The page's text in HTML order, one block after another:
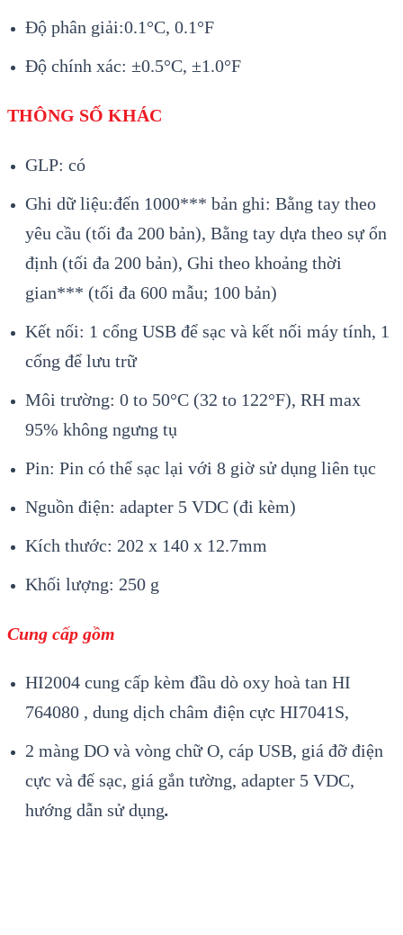
Độ phân giải:0.1°C, 0.1°F
Độ chính xác: ±0.5°C, ±1.0°F
THÔNG SỐ KHÁC
GLP: có
Ghi dữ liệu:đến 1000*** bản ghi: Bằng tay theo
yêu cầu (tối đa 200 bản), Bằng tay dựa theo sự ổn
định (tối đa 200 bản), Ghi theo khoảng thời
gian*** (tối đa 600 mẫu; 100 bản)
Kết nối: 1 cổng USB để sạc và kết nối máy tính, 1
cổng để lưu trữ
Môi trường: 0 to 50°C (32 to 122°F), RH max
95% không ngưng tụ
Pin: Pin có thể sạc lại với 8 giờ sử dụng liên tục
Nguồn điện: adapter 5 VDC (đi kèm)
Kích thước: 202 x 140 x 12.7mm
Khối lượng: 250 g
Cung cấp gồm
HI2004 cung cấp kèm đầu dò oxy hoà tan HI
764080 , dung dịch châm điện cực HI7041S,
2 màng DO và vòng chữ O, cáp USB, giá đỡ điện
cực và đế sạc, giá gắn tường, adapter 5 VDC,
hướng dẫn sử dụng.